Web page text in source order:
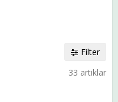
Filter
33 artiklar